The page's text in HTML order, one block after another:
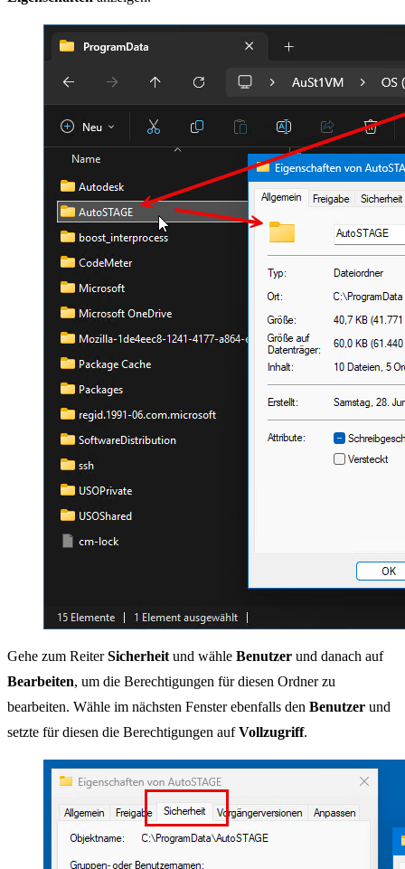
Gehe zum ReiterSicherheit und wähle Benutzer und danach auf
Bearbeiten, um die Berechtigungen für diesen Ordner zu
bearbeiten. Wähle im nächsten Fenster ebenfalls den Benutzer und
setzte für diesen die Berechtigungen aufVollzugriff.